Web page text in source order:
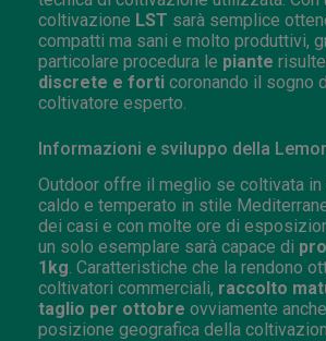
coltivazione LST sarà semplice
compatti ma sani e molto produttivi,
particolare procedura le piante
discrete e forti coronando il sogno
coltivatore esperto.
Informazioni e sviluppo della
Outdoor offre il meglio se coltivata in
caldo e temperato in stile
dei casi e con molte ore di
un solo esemplare sarà capace di
1kg . Caratteristiche che la rendono
coltivatori commerciali, raccolto
taglio per ottobre ovviamente
posizione geografica della